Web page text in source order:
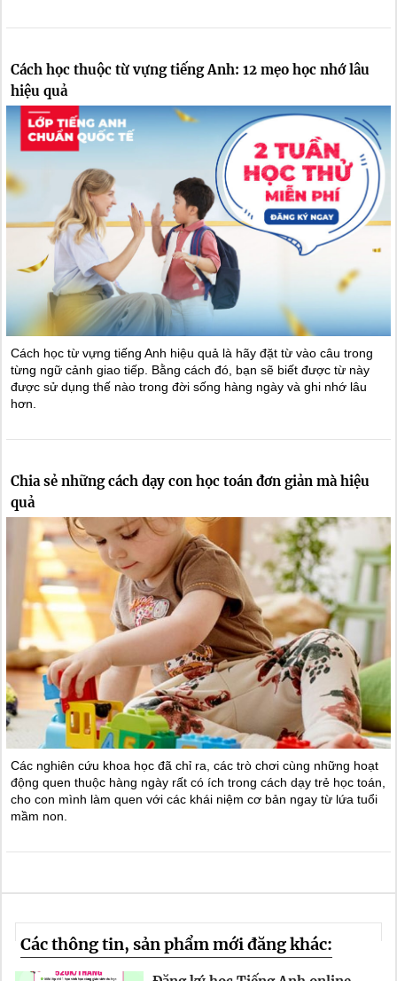
Cách học thuộc từ vựng tiếng Anh: 12 mẹo học nhớ lâu
hiệu quả
Cách học từ vựng tiếng Anh hiệu quả là hãy đặt từ vào câu trong
từng ngữ cảnh giao tiếp. Bằng cách đó, bạn sẽ biết được từ này
được sử dụng thế nào trong đời sống hàng ngày và ghi nhớ lâu
hơn.
Chia sẻ những cách dạy con học toán đơn giản mà hiệu
quả
Các nghiên cứu khoa học đã chỉ ra, các trò chơi cùng những hoạt
động quen thuộc hàng ngày rất có ích trong cách dạy trẻ học toán,
cho con mình làm quen với các khái niệm cơ bản ngay từ lứa tuổi
mầm non.
Các thông tin, sản phẩm mới đăng khác: